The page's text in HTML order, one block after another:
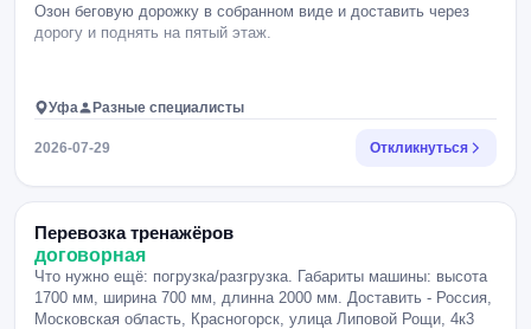
Озон беговую дорожку в собранном виде и доставить через
дорогу и поднять на пятый этаж.
Уфа Разные специалисты
2026-07-29 Откликнуться
Перевозка тренажёров
договорная
Что нужно ещё: погрузка/разгрузка. Габариты машины: высота
1700 мм, ширина 700 мм, длинна 2000 мм. Доставить - Россия,
Московская область, Красногорск, улица Липовой Рощи, 4к3